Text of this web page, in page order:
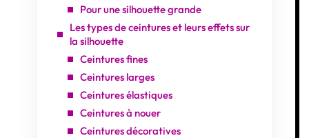
Pour une silhouette grande
Les types de ceintures et leurs effets sur
la silhouette
Ceintures fines
Ceintures larges
Ceintures élastiques
Ceintures à nouer
Ceintures décoratives